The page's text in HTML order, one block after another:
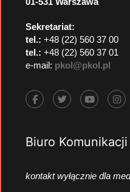
Sekretariat:
tel.: +48 (22) 560 37 00
tel.: +48 (22) 560 37 01
e-mail: pkol@pkol.pl
Biuro Komunikacji
kontakt wyłącznie dla